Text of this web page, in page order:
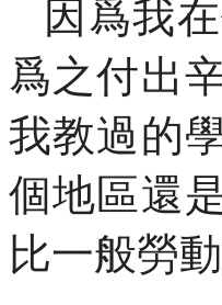
因爲我
爲之付出
我教過的
個地區還
比一般勞